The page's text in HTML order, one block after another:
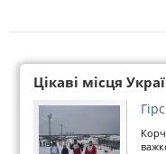
Цікаві місця